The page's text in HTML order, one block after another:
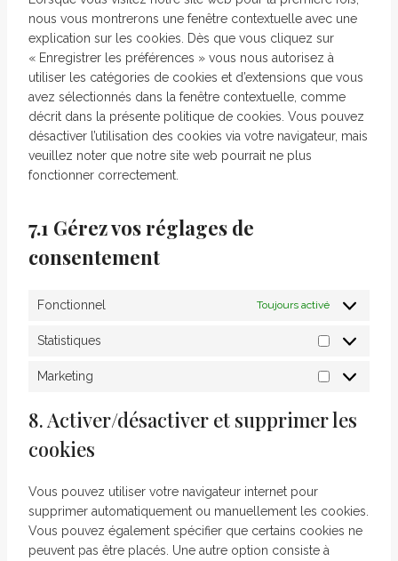
nous vous montrerons une fenêtre contextuelle avec une
explication sur les cookies. Dès que vous cliquez sur
« Enregistrer les préférences » vous nous autorisez à
utiliser les catégories de cookies et d’extensions que vous
avez sélectionnés dans la fenêtre contextuelle, comme
décrit dans la présente politique de cookies. Vous pouvez
désactiver l’utilisation des cookies via votre navigateur, mais
veuillez noter que notre site web pourrait ne plus
fonctionner correctement.
7.1 Gérez vos réglages de
consentement
Fonctionnel Toujours activé
Statistiques
Marketing
8. Activer/désactiver et supprimer les
cookies
Vous pouvez utiliser votre navigateur internet pour
supprimer automatiquement ou manuellement les cookies.
Vous pouvez également spécifier que certains cookies ne
peuvent pas être placés. Une autre option consiste à